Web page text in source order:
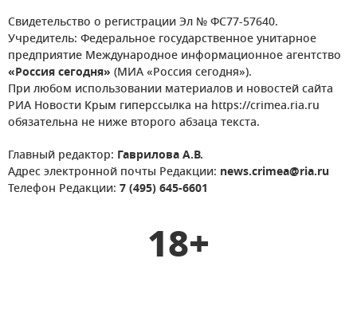
Свидетельство о регистрации Эл № ФС77-57640.
Учредитель: Федеральное государственное унитарное
предприятие Международное информационное агентство
«Россия сегодня» (МИА «Россия сегодня»).
При любом использовании материалов и новостей сайта
РИА Новости Крым гиперссылка на https://crimea.ria.ru
обязательна не ниже второго абзаца текста.
Главный редактор: Гаврилова А.В.
Адрес электронной почты Редакции: news.crimea@ria.ru
Телефон Редакции: 7 (495) 645-6601
18+